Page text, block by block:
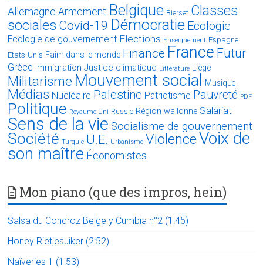
Allemagne Armement Belgique Bierset Classes
sociales Covid-19 Démocratie Ecologie
Ecologie de gouvernement Elections Enseignement Espagne
Etats-Unis Faim dans le monde Finance France Futur
Grèce Immigration Justice climatique Littérature Liège
Militarisme Mouvement social Musique
Médias Nucléaire Palestine Patriotisme Pauvreté PDF
Politique Royaume-Uni Russie Région wallonne Salariat
Sens de la vie Socialisme de gouvernement
Société Turquie U.E. Urbanisme ViolenceVoix de
son maître Économistes
Mon piano (que des impros, hein)
Salsa du Condroz Belge y Cumbia n°2 (1:45)
Honey Rietjesuiker (2:52)
Naïveries 1 (1:53)